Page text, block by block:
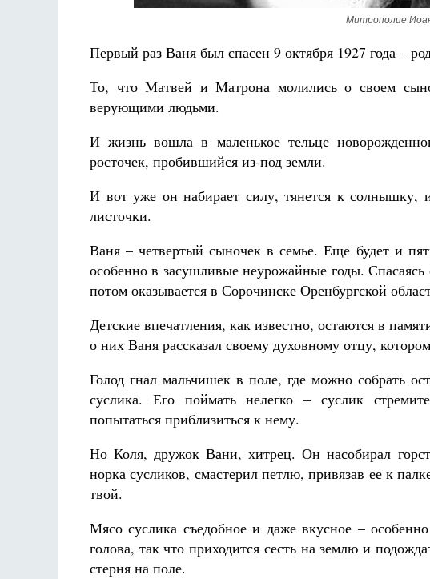
Митрополие
Первый раз Ваня был спасен 9 октября 1927 года –
То, что Матвей и Матрона молились о своем
верующими людьми.
И жизнь вошла в маленькое тельце
росточек, пробившийся из-под земли.
И вот уже он набирает силу, тянется к солнышку,
листочки.
Ваня – четвертый сыночек в семье. Еще будет и
особенно в засушливые неурожайные годы.
потом оказывается в Сорочинске Оренбургской
Детские впечатления, как известно, остаются в
о них Ваня рассказал своему духовному отцу,
Голод гнал мальчишек в поле, где можно собрать
суслика. Его поймать нелегко – суслик
попытаться приблизиться к нему.
Но Коля, дружок Вани, хитрец. Он насобирал
норка сусликов, смастерил петлю, привязав ее к
твой.
Мясо суслика съедобное и даже вкусное –
голова, так что приходится сесть на землю и
стерня на поле.